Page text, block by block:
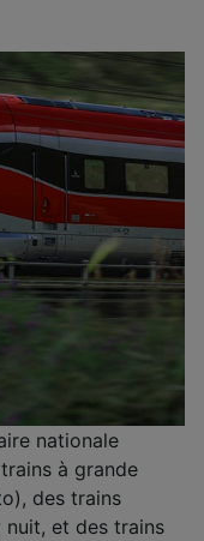
nationale
à grande
des trains
et des trains